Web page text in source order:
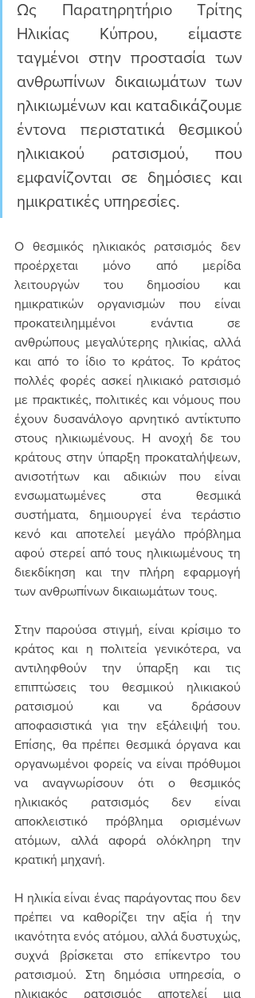
Ως Παρατηρητήριο Τρίτης
Ηλικίας Κύπρου, είμαστε
ταγμένοι στην προστασία των
ανθρωπίνων δικαιωμάτων των
ηλικιωμένων και καταδικάζουμε
έντονα περιστατικά θεσμικού
ηλικιακού ρατσισμού, που
εμφανίζονται σε δημόσιες και
ημικρατικές υπηρεσίες.
Ο θεσμικός ηλικιακός ρατσισμός δεν
προέρχεται μόνο από μερίδα
λειτουργών του δημοσίου και
ημικρατικών οργανισμών που είναι
προκατειλημμένοι ενάντια σε
ανθρώπους μεγαλύτερης ηλικίας, αλλά
και από το ίδιο το κράτος. Το κράτος
πολλές φορές ασκεί ηλικιακό ρατσισμό
με πρακτικές, πολιτικές και νόμους που
έχουν δυσανάλογο αρνητικό αντίκτυπο
στους ηλικιωμένους. Η ανοχή δε του
κράτους στην ύπαρξη προκαταλήψεων,
ανισοτήτων και αδικιών που είναι
ενσωματωμένες στα θεσμικά
συστήματα, δημιουργεί ένα τεράστιο
κενό και αποτελεί μεγάλο πρόβλημα
αφού στερεί από τους ηλικιωμένους τη
διεκδίκηση και την πλήρη εφαρμογή
των ανθρωπίνων δικαιωμάτων τους.
Στην παρούσα στιγμή, είναι κρίσιμο το
κράτος και η πολιτεία γενικότερα, να
αντιληφθούν την ύπαρξη και τις
επιπτώσεις του θεσμικού ηλικιακού
ρατσισμού και να δράσουν
αποφασιστικά για την εξάλειψή του.
Επίσης, θα πρέπει θεσμικά όργανα και
οργανωμένοι φορείς να είναι πρόθυμοι
να αναγνωρίσουν ότι ο θεσμικός
ηλικιακός ρατσισμός δεν είναι
αποκλειστικό πρόβλημα ορισμένων
ατόμων, αλλά αφορά ολόκληρη την
κρατική μηχανή.
Η ηλικία είναι ένας παράγοντας που δεν
πρέπει να καθορίζει την αξία ή την
ικανότητα ενός ατόμου, αλλά δυστυχώς,
συχνά βρίσκεται στο επίκεντρο του
ρατσισμού. Στη δημόσια υπηρεσία, ο
ηλικιακός ρατσισμός αποτελεί μια